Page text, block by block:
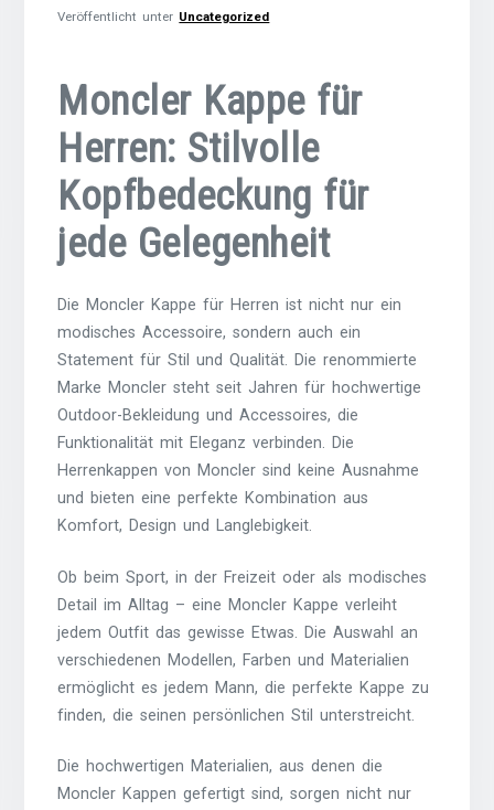
Veröffentlicht unter Uncategorized
Moncler Kappe für
Herren: Stilvolle
Kopfbedeckung für
jede Gelegenheit
Die Moncler Kappe für Herren ist nicht nur ein
modisches Accessoire, sondern auch ein
Statement für Stil und Qualität. Die renommierte
Marke Moncler steht seit Jahren für hochwertige
Outdoor-Bekleidung und Accessoires, die
Funktionalität mit Eleganz verbinden. Die
Herrenkappen von Moncler sind keine Ausnahme
und bieten eine perfekte Kombination aus
Komfort, Design und Langlebigkeit.
Ob beim Sport, in der Freizeit oder als modisches
Detail im Alltag – eine Moncler Kappe verleiht
jedem Outfit das gewisse Etwas. Die Auswahl an
verschiedenen Modellen, Farben und Materialien
ermöglicht es jedem Mann, die perfekte Kappe zu
finden, die seinen persönlichen Stil unterstreicht.
Die hochwertigen Materialien, aus denen die
Moncler Kappen gefertigt sind, sorgen nicht nur